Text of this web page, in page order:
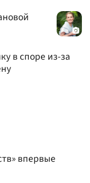
в споре из-за
впервые